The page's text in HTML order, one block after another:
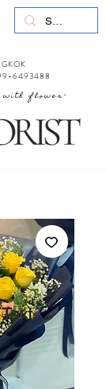
with flower"
6493488